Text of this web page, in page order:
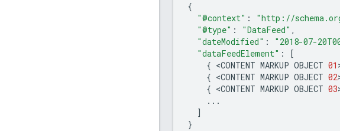
{
"@context" : "http://
"@type" : "DataFeed" ,
"dateModified" : "2018-07-
"dataFeedElement" :
[
{ <CONTENT MARKUP OBJECT 01
{ <CONTENT MARKUP OBJECT 02
{ <CONTENT MARKUP OBJECT 03
...
]
}